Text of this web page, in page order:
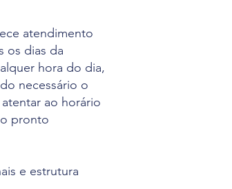
atendimento
os dias da
hora do dia,
necessário o
ao horário
pronto
e estrutura